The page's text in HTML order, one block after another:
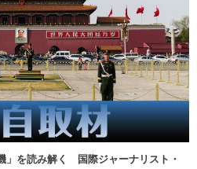
」を読み解く 国際ジャーナリスト・